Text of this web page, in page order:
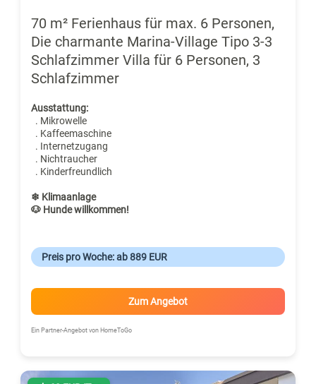
70 m² Ferienhaus für max. 6 Personen,
Die charmante Marina-Village Tipo 3-3
Schlafzimmer Villa für 6 Personen, 3
Schlafzimmer
Ausstattung:
. Mikrowelle
. Kaffeemaschine
. Internetzugang
. Nichtraucher
. Kinderfreundlich
❄ Klimaanlage
🐶 Hunde willkommen!
Preis pro Woche: ab 889 EUR
Zum Angebot
Ein Partner-Angebot von HomeToGo